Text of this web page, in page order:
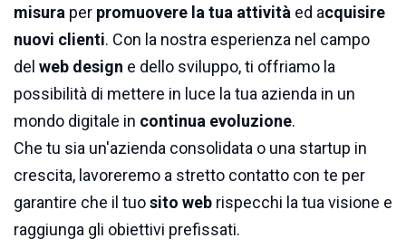
misura per promuovere la tua attività ed acquisire
nuovi clienti. Con la nostra esperienza nel campo
del web design e dello sviluppo, ti offriamo la
possibilità di mettere in luce la tua azienda in un
mondo digitale in continua evoluzione.
Che tu sia un'azienda consolidata o una startup in
crescita, lavoreremo a stretto contatto con te per
garantire che il tuosito web rispecchi la tua visione e
raggiunga gli obiettivi prefissati.